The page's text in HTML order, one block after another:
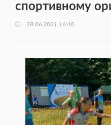
спортивному
28.06.2021 16:40